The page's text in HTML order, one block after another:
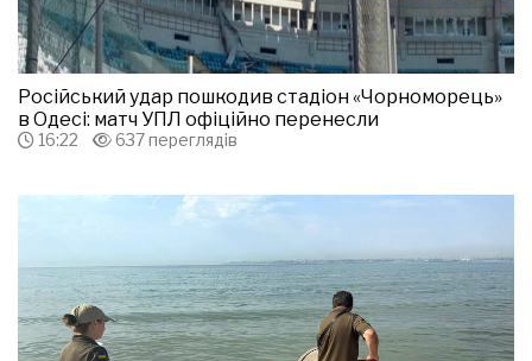
Російський удар пошкодив стадіон «Чорноморець»
в Одесі: матч УПЛ офіційно перенесли
16:22 637 переглядів